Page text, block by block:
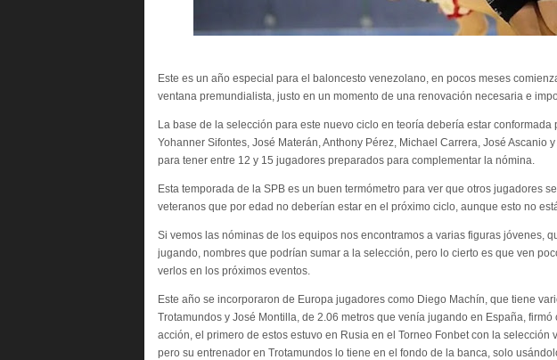
Este es un año especial para el baloncesto venezolano, en pocos meses
ventana premundialista, justo en un momento de una renovación necesaria e
La base de la selección para este nuevo ciclo en teoría debería estar
Yohanner Sifontes, José Materán, Anthony Pérez, Michael Carrera, José Ascanio
para tener entre 12 y 15 jugadores preparados para complementar la nómina.
Esta temporada de la SPB es un buen termómetro para ver que otros jugadores
veteranos que por edad no deberían estar en el próximo ciclo, aunque esto no
Si vemos las nóminas de los equipos nos encontramos a varias figuras jóvenes,
jugando, nombres que podrían sumar a la selección, pero lo cierto es que ven
verlos en los próximos eventos.
Este año se incorporaron de Europa jugadores como Diego Machín, que tiene
Trotamundos y José Montilla, de 2.06 metros que venía jugando en España,
acción, el primero de estos estuvo en Rusia en el Torneo Fonbet con la
pero su entrenador en Trotamundos lo tiene en el fondo de la banca, solo